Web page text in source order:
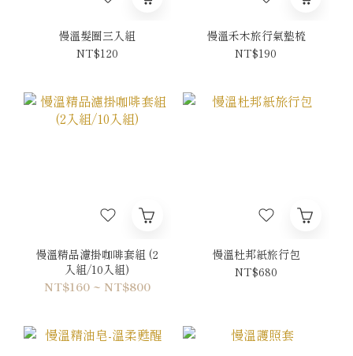
慢溫髮圈三入組
NT$120
慢溫禾木旅行氣墊梳
NT$190
慢溫精品濾掛咖啡套組 (2
入組/10入組)
NT$160 ~ NT$800
慢溫杜邦紙旅行包
NT$680